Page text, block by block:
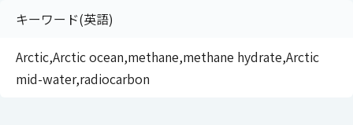
キーワード(英語)
Arctic,Arctic ocean,methane,methane hydrate,Arctic
mid-water,radiocarbon